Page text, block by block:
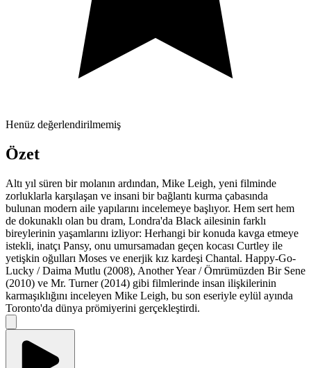
Henüz değerlendirilmemiş
Özet
Altı yıl süren bir molanın ardından, Mike Leigh, yeni filminde
zorluklarla karşılaşan ve insani bir bağlantı kurma çabasında
bulunan modern aile yapılarını incelemeye başlıyor. Hem sert hem
de dokunaklı olan bu dram, Londra'da Black ailesinin farklı
bireylerinin yaşamlarını izliyor: Herhangi bir konuda kavga etmeye
istekli, inatçı Pansy, onu umursamadan geçen kocası Curtley ile
yetişkin oğulları Moses ve enerjik kız kardeşi Chantal. Happy-Go-
Lucky / Daima Mutlu (2008), Another Year / Ömrümüzden Bir Sene
(2010) ve Mr. Turner (2014) gibi filmlerinde insan ilişkilerinin
karmaşıklığını inceleyen Mike Leigh, bu son eseriyle eylül ayında
Toronto'da dünya prömiyerini gerçekleştirdi.